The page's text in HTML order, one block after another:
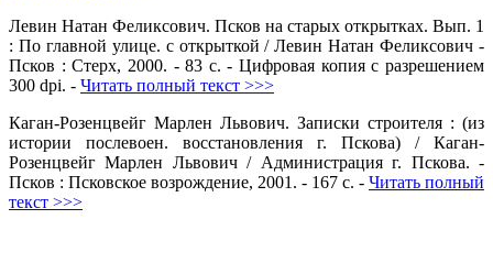
Левин Натан Феликсович. Псков на старых открытках. Вып. 1
: По главной улице. с открыткой / Левин Натан Феликсович -
Псков : Стерх, 2000. - 83 с. - Цифровая копия с разрешением
300 dpi. - Читать полный текст >>>
Каган-Розенцвейг Марлен Львович. Записки строителя : (из
истории послевоен. восстановления г. Пскова) / Каган-
Розенцвейг Марлен Львович / Администрация г. Пскова. -
Псков : Псковское возрождение, 2001. - 167 с. - Читать полный
текст >>>